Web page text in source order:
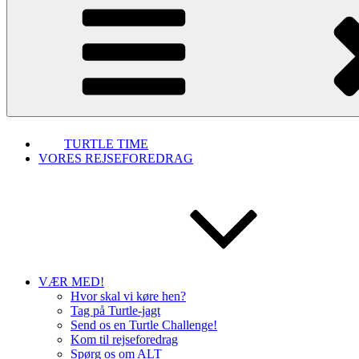
TURTLE TIME
VORES REJSEFOREDRAG
VÆR MED!
Hvor skal vi køre hen?
Tag på Turtle-jagt
Send os en Turtle Challenge!
Kom til rejseforedrag
Spørg os om ALT